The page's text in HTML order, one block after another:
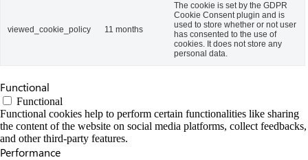
viewed_cookie_policy 11 months
The cookie is set by the GDPR
Cookie Consent plugin and is
used to store whether or not user
has consented to the use of
cookies. It does not store any
personal data.
Functional
Functional
Functional cookies help to perform certain functionalities like sharing
the content of the website on social media platforms, collect feedbacks,
and other third-party features.
Performance